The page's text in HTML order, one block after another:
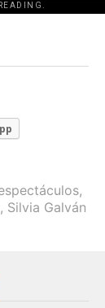
,
, Silvia Galván